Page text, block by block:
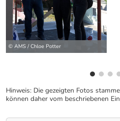
© AMS / Chloe Potter
Hinweis: Die gezeigten Fotos
können daher vom beschriebenen